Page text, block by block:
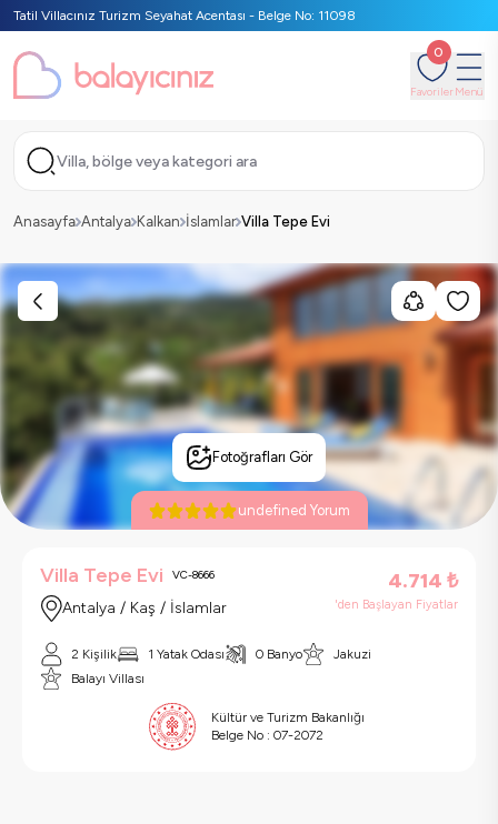
Tatil Villacınız Turizm Seyahat Acentası - Belge No: 11098
0
FavorilerMenü
Villa, bölge veya kategori ara
Anasayfa Antalya Kalkan İslamlar Villa Tepe Evi
Fotoğrafları Gör
undefined Yorum
Villa Tepe Evi VC-8666
Antalya / Kaş / İslamlar
4.714 ₺
'den Başlayan Fiyatlar
2 Kişilik 1 Yatak Odası 0 Banyo
Jakuzi
Balayı Villası
Kültür ve Turizm Bakanlığı
Belge No : 07-2072